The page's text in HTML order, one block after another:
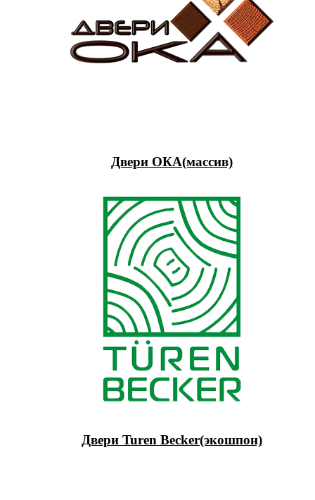
Двери ОКА(массив)
Двери Turen Becker(экошпон)